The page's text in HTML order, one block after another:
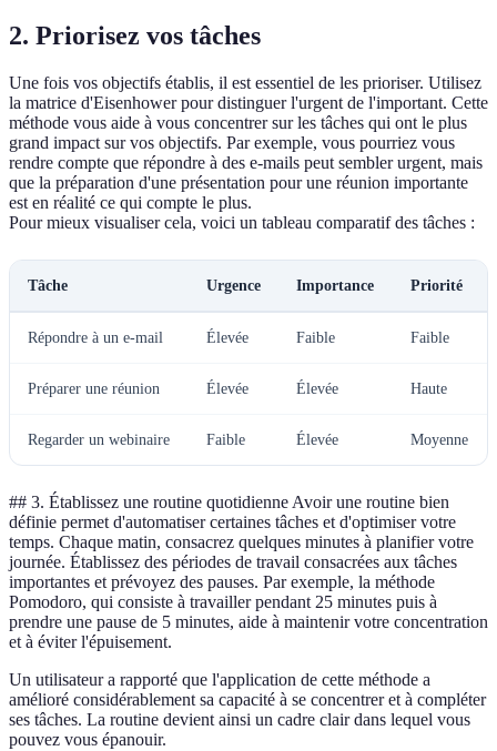
2. Priorisez vos tâches
Une fois vos objectifs établis, il est essentiel de les prioriser. Utilisez
la matrice d'Eisenhower pour distinguer l'urgent de l'important. Cette
méthode vous aide à vous concentrer sur les tâches qui ont le plus
grand impact sur vos objectifs. Par exemple, vous pourriez vous
rendre compte que répondre à des e-mails peut sembler urgent, mais
que la préparation d'une présentation pour une réunion importante
est en réalité ce qui compte le plus.
Pour mieux visualiser cela, voici un tableau comparatif des tâches :
Tâche Urgence Importance Priorité
Répondre à un e-mail Élevée Faible Faible
Préparer une réunion Élevée Élevée Haute
Regarder un webinaire Faible Élevée Moyenne
## 3. Établissez une routine quotidienne Avoir une routine bien
définie permet d'automatiser certaines tâches et d'optimiser votre
temps. Chaque matin, consacrez quelques minutes à planifier votre
journée. Établissez des périodes de travail consacrées aux tâches
importantes et prévoyez des pauses. Par exemple, la méthode
Pomodoro, qui consiste à travailler pendant 25 minutes puis à
prendre une pause de 5 minutes, aide à maintenir votre concentration
et à éviter l'épuisement.
Un utilisateur a rapporté que l'application de cette méthode a
amélioré considérablement sa capacité à se concentrer et à compléter
ses tâches. La routine devient ainsi un cadre clair dans lequel vous
pouvez vous épanouir.